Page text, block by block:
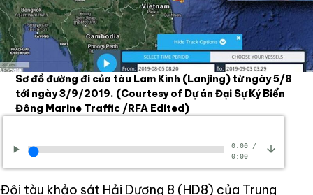
Sơ đồ đường đi của tàu Lam Kình (Lanjing) từ ngày 5/8
tới ngày 3/9/2019. (Courtesy of Dự án Đại Sự Ký Biển
Đông Marine Traffic /RFA Edited)
0:00/
0:00
Đội tàu khảo sát Hải Dương 8 (HD8) của Trung